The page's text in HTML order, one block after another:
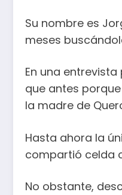
Su nombre es
meses
En una
que antes
la madre de
Hasta ahora la
compartió celda
No obstante,